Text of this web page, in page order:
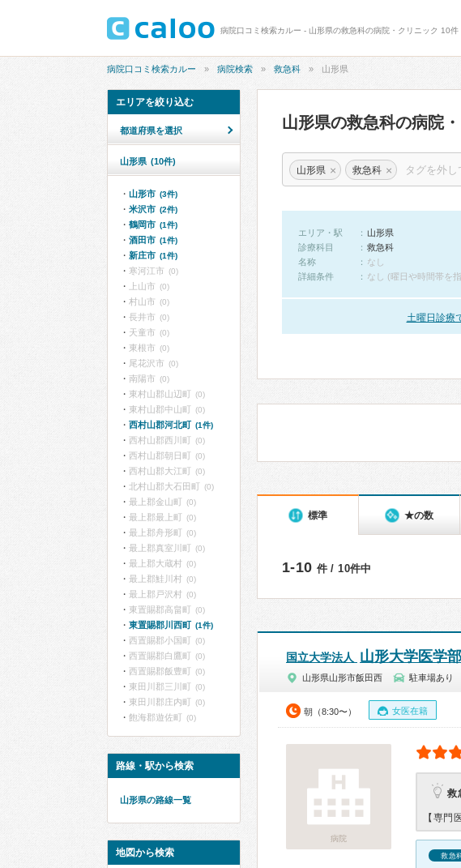
病院口コミ検索カルー - 山形県の救急科の病院・クリニック 10件
病院口コミ検索カルー 病院検索 救急科 山形県
山形県の救急科の病院
山形県 × 救急科 ×
エリア・駅
山形県
診療科目
救急科
名称
なし
詳細条件
なし (曜日や時間帯を
土曜日診療
標準 ★の数
1-10 件 / 10件中
国立大学法人 山形大学医学
山形県山形市飯田西 駐車場あり
朝（8:30〜） 女医在籍
病院
救
【専門
救急
エリアを絞り込む
都道府県を選択
山形県 (10件)
山形市 (3件)
米沢市 (2件)
鶴岡市 (1件)
酒田市 (1件)
新庄市 (1件)
寒河江市 (0)
上山市 (0)
村山市 (0)
長井市 (0)
天童市 (0)
東根市 (0)
尾花沢市 (0)
南陽市 (0)
東村山郡山辺町 (0)
東村山郡中山町 (0)
西村山郡河北町 (1件)
西村山郡西川町 (0)
西村山郡朝日町 (0)
西村山郡大江町 (0)
北村山郡大石田町 (0)
最上郡金山町 (0)
最上郡最上町 (0)
最上郡舟形町 (0)
最上郡真室川町 (0)
最上郡大蔵村 (0)
最上郡鮭川村 (0)
最上郡戸沢村 (0)
東置賜郡高畠町 (0)
東置賜郡川西町 (1件)
西置賜郡小国町 (0)
西置賜郡白鷹町 (0)
西置賜郡飯豊町 (0)
東田川郡三川町 (0)
東田川郡庄内町 (0)
飽海郡遊佐町 (0)
路線・駅から検索
山形県の路線一覧
地図から検索